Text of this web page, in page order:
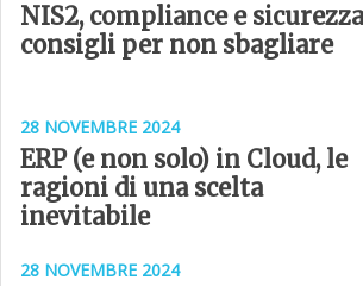
NIS2, compliance e
consigli per non sbagliare
28 NOVEMBRE 2024
ERP (e non solo) in Cloud, le
ragioni di una scelta
inevitabile
28 NOVEMBRE 2024